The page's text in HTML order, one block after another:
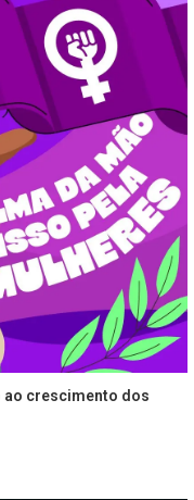
ao crescimento dos